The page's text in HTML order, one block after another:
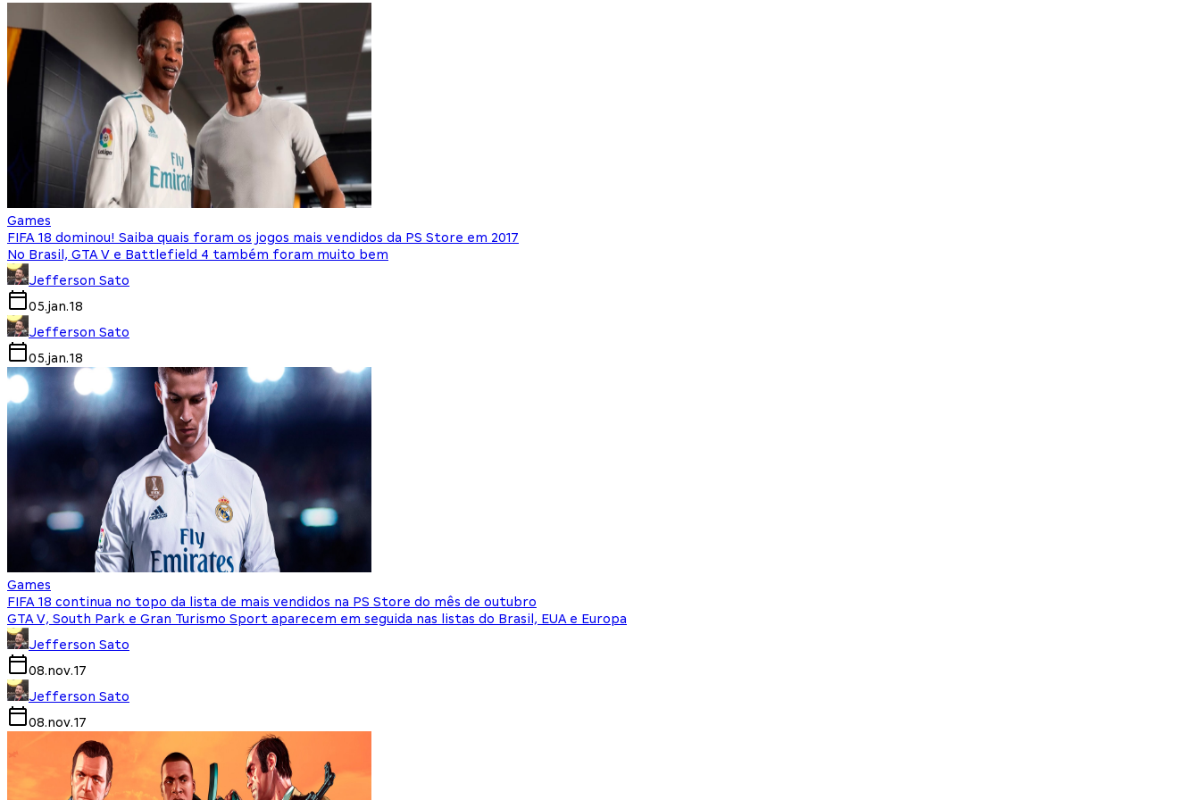
Games
FIFA 18 dominou! Saiba quais foram os jogos mais vendidos da PS Store em 2017
No Brasil, GTA V e Battlefield 4 também foram muito bem
Jefferson Sato
05.jan.18
Jefferson Sato
05.jan.18
Games
FIFA 18 continua no topo da lista de mais vendidos na PS Store do mês de outubro
GTA V, South Park e Gran Turismo Sport aparecem em seguida nas listas do Brasil, EUA e Europa
Jefferson Sato
08.nov.17
Jefferson Sato
08.nov.17